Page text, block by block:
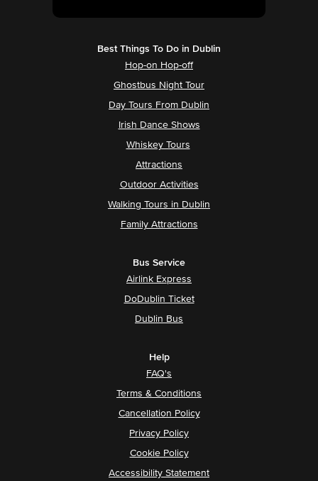
Best Things To Do in Dublin
Hop-on Hop-off
Ghostbus Night Tour
Day Tours From Dublin
Irish Dance Shows
Whiskey Tours
Attractions
Outdoor Activities
Walking Tours in Dublin
Family Attractions
Bus Service
Airlink Express
DoDublin Ticket
Dublin Bus
Help
FAQ's
Terms & Conditions
Cancellation Policy
Privacy Policy
Cookie Policy
Accessibility Statement